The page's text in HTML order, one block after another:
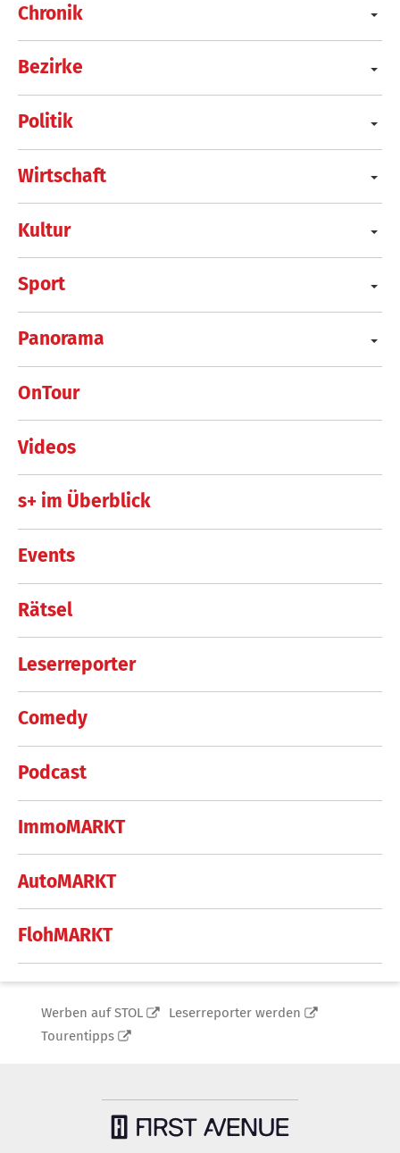
Chronik
Bezirke
Politik
Wirtschaft
Kultur
Sport
Panorama
OnTour
Videos
s+ im Überblick
Events
Rätsel
Leserreporter
Comedy
Podcast
ImmoMARKT
AutoMARKT
FlohMARKT
Werben auf STOL
Leserreporter werden
Tourentipps